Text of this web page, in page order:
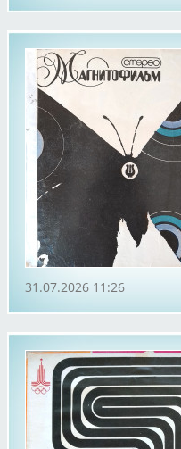
31.07.2026 11:26